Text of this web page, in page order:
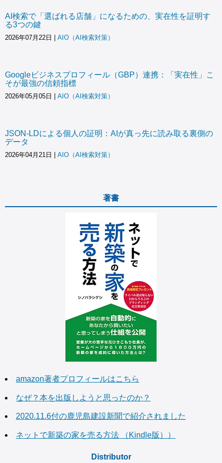
AI検索で「選ばれる店舗」になるための、実在性を証明す
る3つの鍵
2026年07月22日 AIO（AI検索対策）
Googleビジネスプロフィール（GBP）連携：「実在性」こ
そが最強の信頼指標
2026年05月05日 AIO（AI検索対策）
JSON-LDによる個人の証明：AIが真っ先に読み取る裏側の
データ
2026年04月21日 AIO（AI検索対策）
著書
amazon著者プロフィールはこちら
なぜ？本を出版しようと思ったのか？
2020.11.6付の鹿児島建設新聞で紹介されました
ネットで新築の家を売る方法 （Kindle版））
Distributor